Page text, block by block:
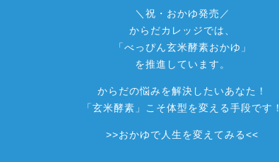
＼祝・おかゆ発売／
からだカレッジでは、
「べっぴん玄米酵素おかゆ」
を推進しています。
からだの悩みを解決したいあなた！
「玄米酵素」こそ体型を変える手段です！
>>おかゆで人生を変えてみる<<